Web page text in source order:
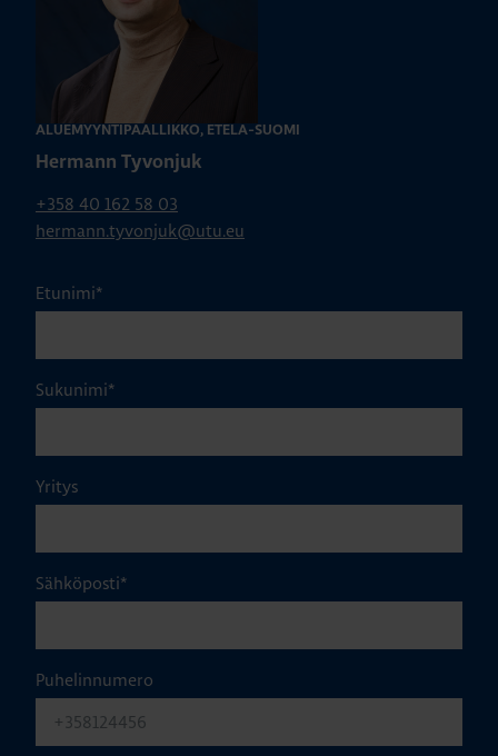
ALUEMYYNTIPÄÄLLIKKÖ, ETELÄ-SUOMI
Hermann Tyvonjuk
+358 40 162 58 03
hermann.tyvonjuk@utu.eu
Etunimi*
Sukunimi*
Yritys
Sähköposti*
Puhelinnumero